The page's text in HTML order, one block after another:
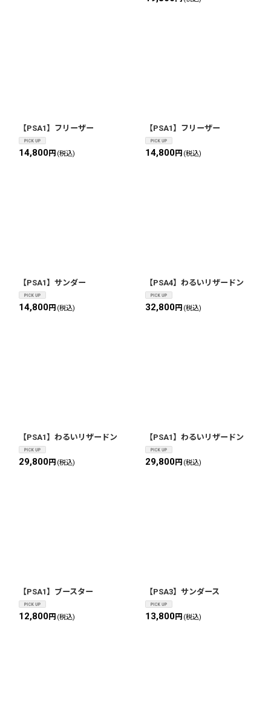
【PSA1】フリーザー
14,800円 (税込)
【PSA1】フリーザー
14,800円 (税込)
【PSA1】サンダー
14,800円 (税込)
【PSA4】わるいリザードン
32,800円 (税込)
【PSA1】わるいリザードン
29,800円 (税込)
【PSA1】わるいリザードン
29,800円 (税込)
【PSA1】ブースター
12,800円 (税込)
【PSA3】サンダース
13,800円 (税込)